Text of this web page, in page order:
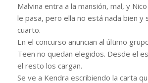
Malvina entra a la mansión, mal, y
le pasa, pero ella no está nada bien y
cuarto.
En el concurso anuncian al último
Teen no quedan elegidos. Desde el
el resto los cargan.
Se ve a Kendra escribiendo la carta